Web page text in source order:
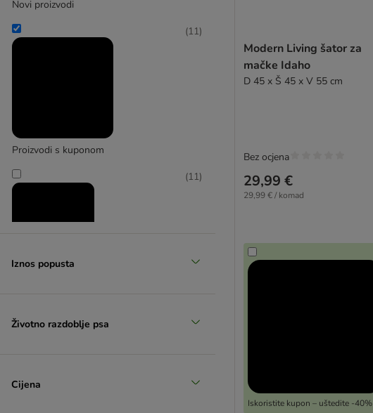
Novi proizvodi
Proizvodi s kuponom
(11)
(11)
Iznos popusta
Životno razdoblje psa
Cijena
Modern Living šator za
mačke Idaho
D 45 x Š 45 x V 55 cm
29,99 €
29,99 € / komad
Iskoristite kupon – uštedite -40%
Bez ocjena